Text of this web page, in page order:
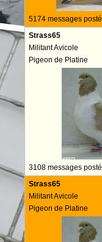
5174 messages
Strass65
Militant Avicole
Pigeon de Platine
3108 messages
Strass65
Militant Avicole
Pigeon de Platine